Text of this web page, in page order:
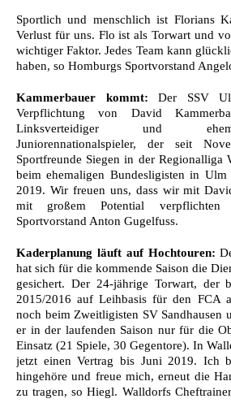
Sportlich und menschlich ist Florians
Verlust für uns. Flo ist als Torwart und
wichtiger Faktor. Jedes Team kann
haben, so Homburgs Sportvorstand
Kammerbauer kommt: Der SSV
Verpflichtung von David
Linksverteidiger und
Juniorennationalspieler, der seit
Sportfreunde Siegen in der Regionalliga
beim ehemaligen Bundesligisten in
2019. Wir freuen uns, dass wir mit
mit großem Potential verpflichten
Sportvorstand Anton Gugelfuss.
Kaderplanung läuft auf Hochtouren:
hat sich für die kommende Saison die
gesichert. Der 24-jährige Torwart, der
2015/2016 auf Leihbasis für den FCA
noch beim Zweitligisten SV Sandhausen
er in der laufenden Saison nur für die
Einsatz (21 Spiele, 30 Gegentore). In
jetzt einen Vertrag bis Juni 2019. Ich
hingehöre und freue mich, erneut die
zu tragen, so Hiegl. Walldorfs